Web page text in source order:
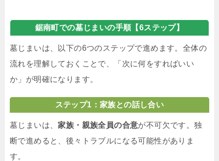
鋸南町での墓じまいの手順【6ステップ】
墓じまいは、以下の6つのステップで進めます。全体の
流れを理解しておくことで、「次に何をすればいい
か」が明確になります。
ステップ1：家族との話し合い
墓じまいは、 家族・親族全員の合意が不可欠です。独
断で進めると、後々トラブルになる可能性がありま
す。